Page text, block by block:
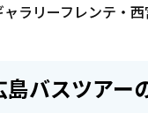
ラリーフレンテ・
島バスツアー